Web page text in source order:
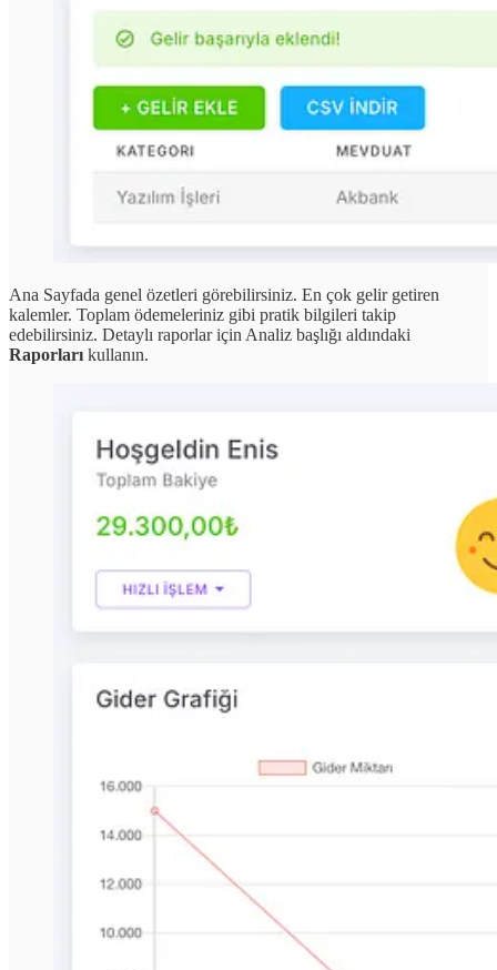
Ana Sayfada genel özetleri görebilirsiniz. En çok gelir getiren
kalemler. Toplam ödemeleriniz gibi pratik bilgileri takip
edebilirsiniz. Detaylı raporlar için Analiz başlığı aldındaki
Raporları kullanın.